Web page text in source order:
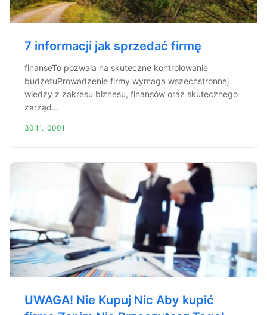
7 informacji jak sprzedać firmę
finanseTo pozwala na skuteczne kontrolowanie
budżetuProwadzenie firmy wymaga wszechstronnej
wiedzy z zakresu biznesu, finansów oraz skutecznego
zarząd...
30.11.-0001
UWAGA! Nie Kupuj Nic Aby kupić